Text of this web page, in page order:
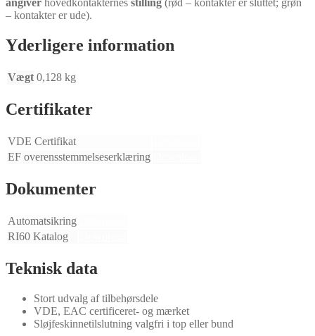
angiver ​​hovedkontakternes stilling (rød – kontakter er sluttet; grøn
– kontakter er ude).
Yderligere information
Vægt 0,128 kg
Certifikater
VDE Certifikat
EF overensstemmelseserklæring
Dokumenter
Automatsikring
RI60 Katalog
Teknisk data
Stort udvalg af tilbehørsdele
VDE, EAC certificeret- og mærket
Sløjfeskinnetilslutning valgfri i top eller bund